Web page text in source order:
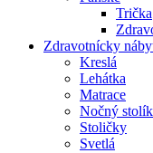
Trička
Zdravotnícky
Kreslá
Lehátka
Matrace
Nočný stolík
Stoličky
Svetlá